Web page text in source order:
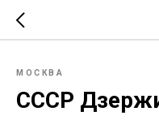
МОСКВА
СССР